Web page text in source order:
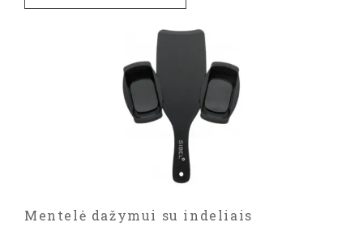
Mentelė dažymui su indeliais